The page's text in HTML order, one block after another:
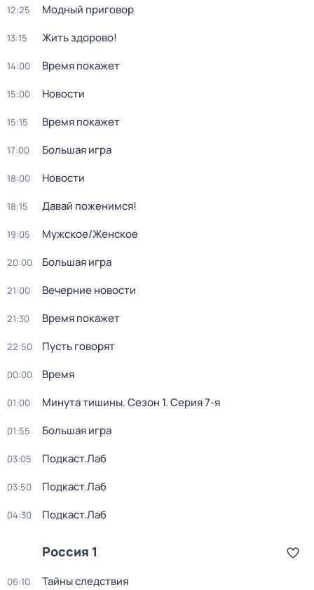
12:25 Модный приговор
13:15 Жить здорово!
14:00 Время покажет
15:00 Новости
15:15 Время покажет
17:00 Большая игра
18:00 Новости
18:15 Давай поженимся!
19:05 Мужское/Женское
20:00 Большая игра
21:00 Вечерние новости
21:30 Время покажет
22:50 Пусть говорят
00:00 Время
01:00 Минута тишины. Сезон 1. Серия 7-я
01:55 Большая игра
03:05 Подкаст.Лаб
03:50 Подкаст.Лаб
04:30 Подкаст.Лаб
Россия 1
06:10 Тайны следствия